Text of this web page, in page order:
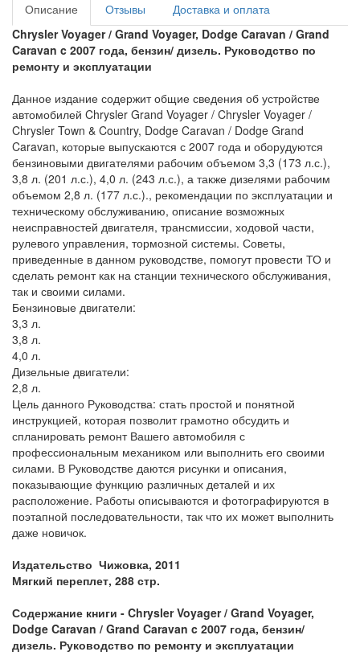
Описание Отзывы
Доставка и оплата
Chrysler Voyager / Grand Voyager, Dodge Caravan / Grand
Caravan c 2007 года, бензин/ дизель. Руководство по
ремонту и эксплуатации
Данное издание содержит общие сведения об устройстве
автомобилей Chrysler Grand Voyager / Chrysler Voyager /
Chrysler Town & Country, Dodge Caravan / Dodge Grand
Caravan, которые выпускаются с 2007 года и оборудуются
бензиновыми двигателями рабочим объемом 3,3 (173 л.с.),
3,8 л. (201 л.с.), 4,0 л. (243 л.с.), а также дизелями рабочим
объемом 2,8 л. (177 л.с.)., рекомендации по эксплуатации и
техническому обслуживанию, описание возможных
неисправностей двигателя, трансмиссии, ходовой части,
рулевого управления, тормозной системы. Советы,
приведенные в данном руководстве, помогут провести ТО и
сделать ремонт как на станции технического обслуживания,
так и своими силами.
Бензиновые двигатели:
3,3 л.
3,8 л.
4,0 л.
Дизельные двигатели:
2,8 л.
Цель данного Руководства: стать простой и понятной
инструкцией, которая позволит грамотно обсудить и
спланировать ремонт Вашего автомобиля с
профессиональным механиком или выполнить его своими
силами. В Руководстве даются рисунки и описания,
показывающие функцию различных деталей и их
расположение. Работы описываются и фотографируются в
поэтапной последовательности, так что их может выполнить
даже новичок.
Издательство Чижовка, 2011
Мягкий переплет, 288 стр.
Содержание книги - Chrysler Voyager / Grand Voyager,
Dodge Caravan / Grand Caravan c 2007 года, бензин/
дизель. Руководство по ремонту и эксплуатации